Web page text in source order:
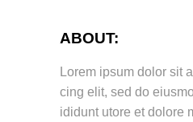
ABOUT:
Lorem ipsum dolor sit
cing elit, sed do
ididunt utore et dolore